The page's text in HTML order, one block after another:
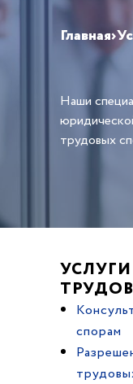
Главная›
Наши
трудовых
спорам